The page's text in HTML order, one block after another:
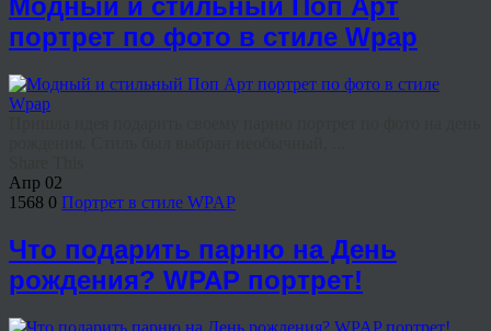
Модный и стильный Поп Арт
портрет по фото в стиле Wpap
Апр 02
1568 0 Портрет в стиле WPAP
Что подарить парню на День
рождения? WPAP портрет!